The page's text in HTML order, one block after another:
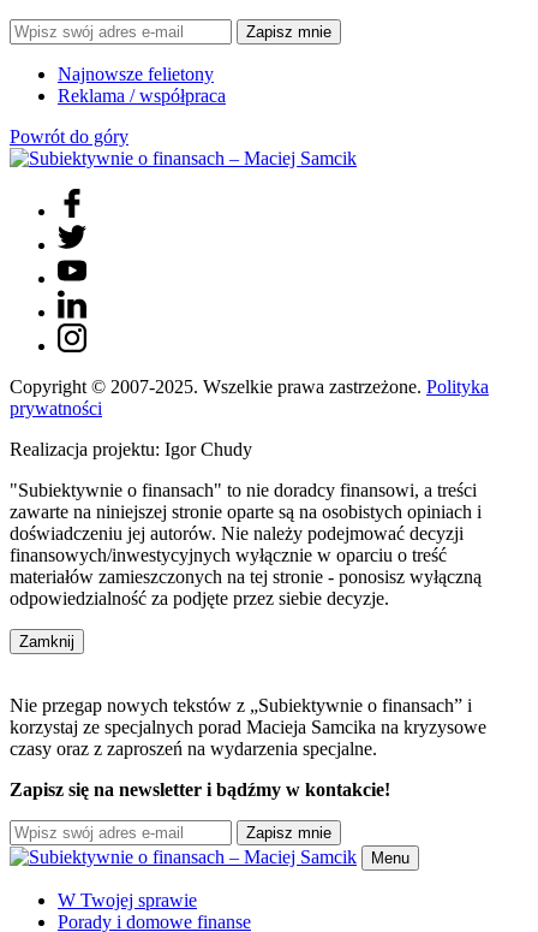
Zapisz mnie
Najnowsze felietony
Reklama / współpraca
Powrót do góry
Copyright © 2007-2025. Wszelkie prawa zastrzeżone. Polityka
prywatności
Realizacja projektu: Igor Chudy
"Subiektywnie o finansach" to nie doradcy finansowi, a treści
zawarte na niniejszej stronie oparte są na osobistych opiniach i
doświadczeniu jej autorów. Nie należy podejmować decyzji
finansowych/inwestycyjnych wyłącznie w oparciu o treść
materiałów zamieszczonych na tej stronie - ponosisz wyłączną
odpowiedzialność za podjęte przez siebie decyzje.
Zamknij
Nie przegap nowych tekstów z „Subiektywnie o finansach” i
korzystaj ze specjalnych porad Macieja Samcika na kryzysowe
czasy oraz z zaproszeń na wydarzenia specjalne.
Zapisz się na newsletter i bądźmy w kontakcie!
Zapisz mnie
Menu
W Twojej sprawie
Porady i domowe finanse